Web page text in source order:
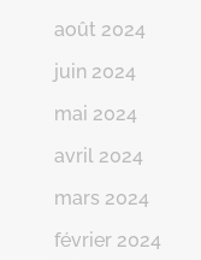
août 2024
juin 2024
mai 2024
avril 2024
mars 2024
février 2024